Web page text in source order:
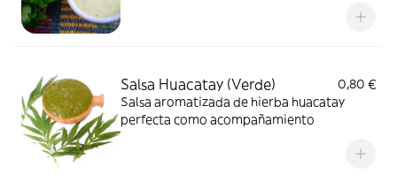
Salsa Huacatay (Verde)
0,80 €
Salsa aromatizada de hierba huacatay
perfecta como acompañamiento